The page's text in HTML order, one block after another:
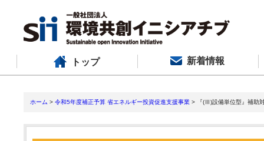
トップ 新着情報
ホーム > 令和5年度補正予算 省エネルギー投資促進支援事業 > 『(Ⅲ)設備単位型』補助